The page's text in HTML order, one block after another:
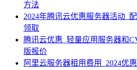
方法
2024年腾讯云优惠服务器活动_
领取
腾讯云优惠_轻量应用服务器和
版报价
阿里云服务器租用费用_2024优